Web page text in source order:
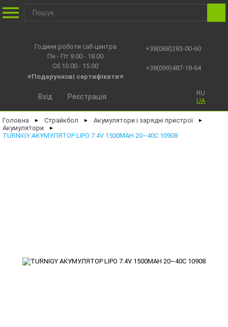
Години роботи call-центра
Пн - Пт 9.00 - 18.00
Сб 10.00 - 15.00
⭐Подарункові сертифікати⭐
+38(068)283-00-60
+38(099)487-18-64
RU
UA
Вхід Реєстрація
Головна ► Страйкбол ► Акумулятори і зарядні пристрої ►
Акумулятори ►
TURNIGY АКУМУЛЯТОР LIPO 7.4V 1500MAH 20~40C 10908